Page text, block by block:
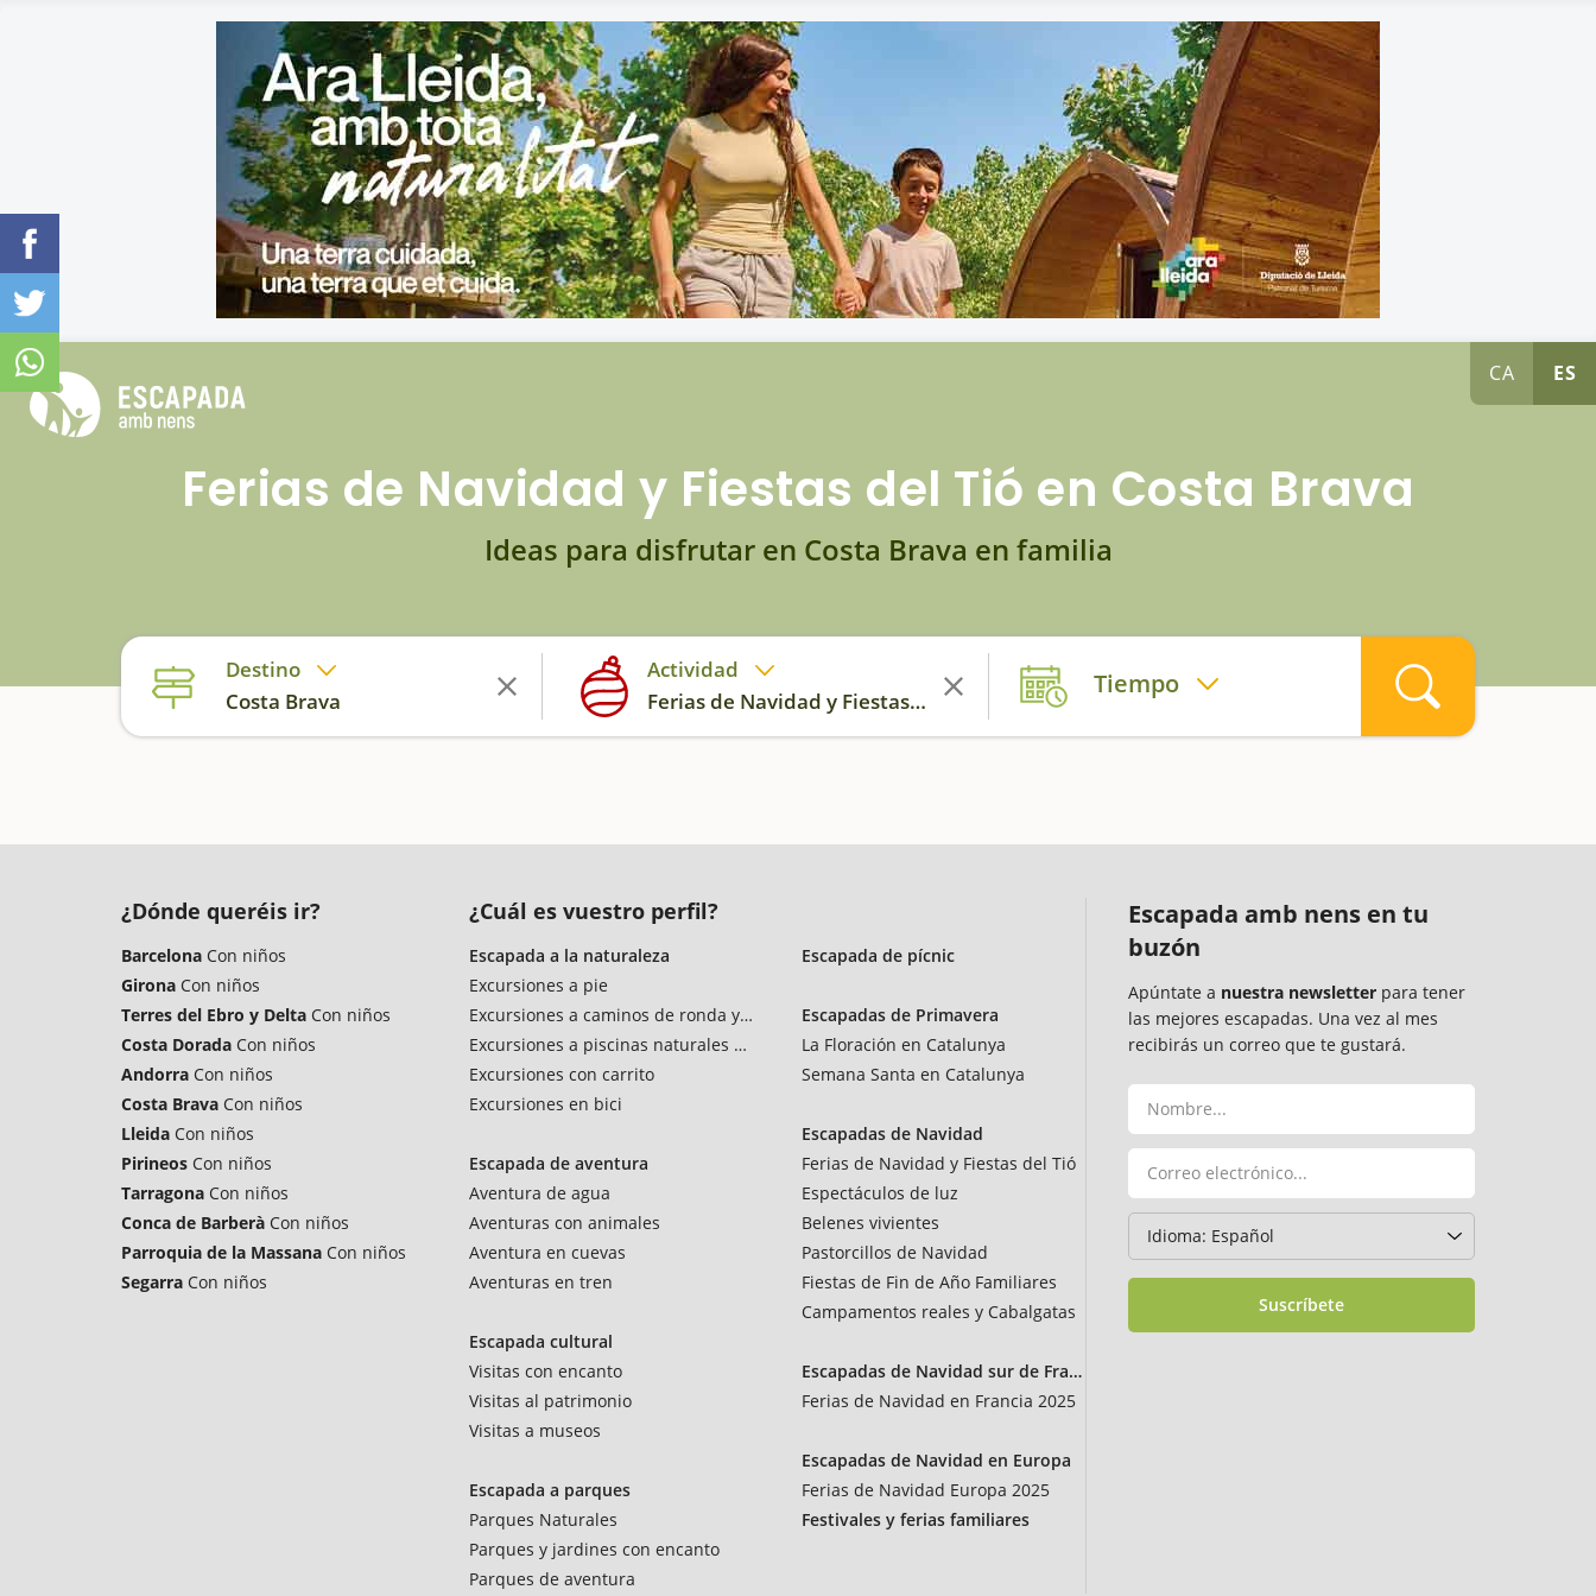
CA ES
Ferias de Navidad y Fiestas del Tió en Costa Brava
Ideas para disfrutar en Costa Brava en familia
Destino
Costa Brava
Actividad
Ferias de Navidad y Fiestas del Tió
Tiempo
¿Dónde queréis ir?
Barcelona Con niños
Girona Con niños
Terres del Ebro y Delta Con niños
Costa Dorada Con niños
Andorra Con niños
Costa Brava Con niños
Lleida Con niños
Pirineos Con niños
Tarragona Con niños
Conca de Barberà Con niños
Parroquia de la Massana Con niños
Segarra Con niños
¿Cuál es vuestro perfil?
Escapada a la naturaleza
Excursiones a pie
Excursiones a caminos de ronda y vías verdes
Excursiones a piscinas naturales y rios
Excursiones con carrito
Excursiones en bici
Escapada de aventura
Aventura de agua
Aventuras con animales
Aventura en cuevas
Aventuras en tren
Escapada cultural
Visitas con encanto
Visitas al patrimonio
Visitas a museos
Escapada a parques
Parques Naturales
Parques y jardines con encanto
Parques de aventura
Escapada de pícnic
Escapadas de Primavera
La Floración en Catalunya
Semana Santa en Catalunya
Escapadas de Navidad
Ferias de Navidad y Fiestas del Tió
Espectáculos de luz
Belenes vivientes
Pastorcillos de Navidad
Fiestas de Fin de Año Familiares
Campamentos reales y Cabalgatas
Escapadas de Navidad sur de Francia
Ferias de Navidad en Francia 2025
Escapadas de Navidad en Europa
Ferias de Navidad Europa 2025
Festivales y ferias familiares
Escapada amb nens en tu
buzón
Apúntate a nuestra newsletter para tener
las mejores escapadas. Una vez al mes
recibirás un correo que te gustará.
Suscríbete